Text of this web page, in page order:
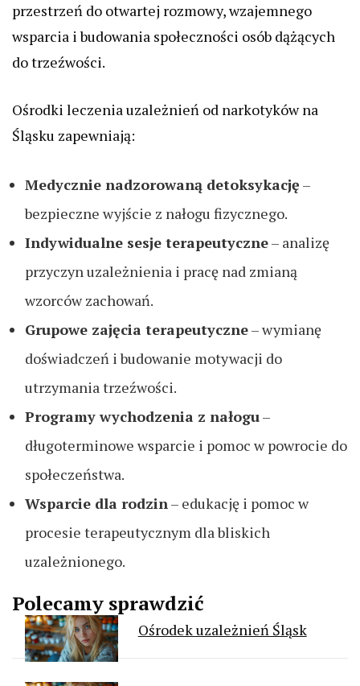
przestrzeń do otwartej rozmowy, wzajemnego
wsparcia i budowania społeczności osób dążących
do trzeźwości.
Ośrodki leczenia uzależnień od narkotyków na
Śląsku zapewniają:
Medycznie nadzorowaną detoksykację –
bezpieczne wyjście z nałogu fizycznego.
Indywidualne sesje terapeutyczne– analizę
przyczyn uzależnienia i pracę nad zmianą
wzorców zachowań.
Grupowe zajęcia terapeutyczne– wymianę
doświadczeń i budowanie motywacji do
utrzymania trzeźwości.
Programy wychodzenia z nałogu–
długoterminowe wsparcie i pomoc w powrocie do
społeczeństwa.
Wsparcie dla rodzin– edukację i pomoc w
procesie terapeutycznym dla bliskich
uzależnionego.
Polecamy sprawdzić
Ośrodek uzależnień Śląsk